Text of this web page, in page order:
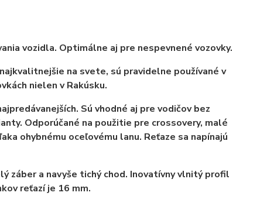
vozidla. Optimálne aj pre nespevnené vozovky.
na svete, sú pravidelne používané v
nielen v Rakúsku.
Sú vhodné aj pre vodičov bez
Odporúčané na použitie pre crossovery, malé
ohybnému oceľovému lanu. Reťaze sa napínajú
záber a navyše tichý chod. Inovatívny vlnitý profil
reťazí je 16 mm.